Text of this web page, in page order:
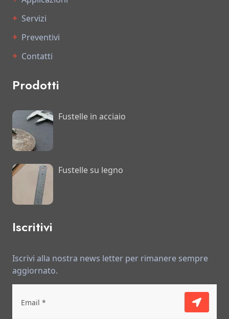
Servizi
Preventivi
Contatti
Prodotti
Fustelle in acciaio
Fustelle su legno
Iscritivi
Iscrivi alla nostra news letter per rimanere sempre
aggiornato.